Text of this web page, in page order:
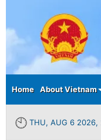
Main
Home About Vietnam
THU, AUG 6 2026,